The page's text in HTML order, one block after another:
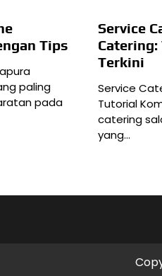
Tips
paling
pada
Service
Terkini
Service
Tutorial
catering
yang…